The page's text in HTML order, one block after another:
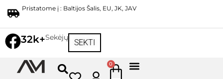
Pristatome į : Baltijos Šalis, EU, JK, JAV
32k+Sekėjų
SEKTI
0